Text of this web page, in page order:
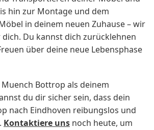
hin zur Montage und dem
in deinem neuen Zuhause – wir
Du kannst dich zurücklehnen
über deine neue Lebensphase
Bottrop als deinem
du dir sicher sein, dass dein
nach Eindhoven reibungslos und
Kontaktiere uns noch heute, um